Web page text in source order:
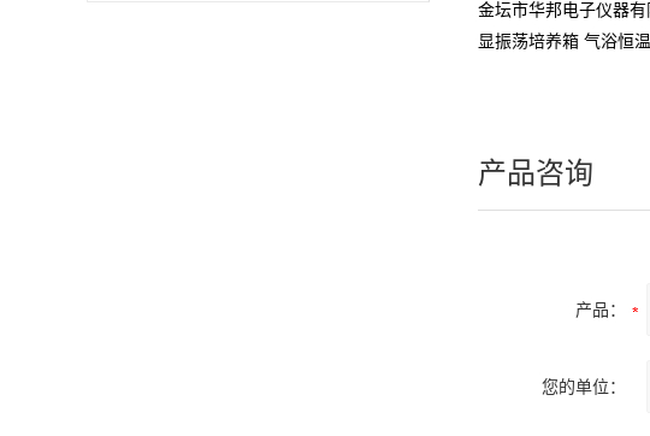
金坛市华邦电子仪器有
显振荡培养箱 气浴恒
产品咨询
产品：
您的单位：